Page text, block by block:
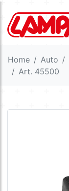
Home Auto
Art. 45500